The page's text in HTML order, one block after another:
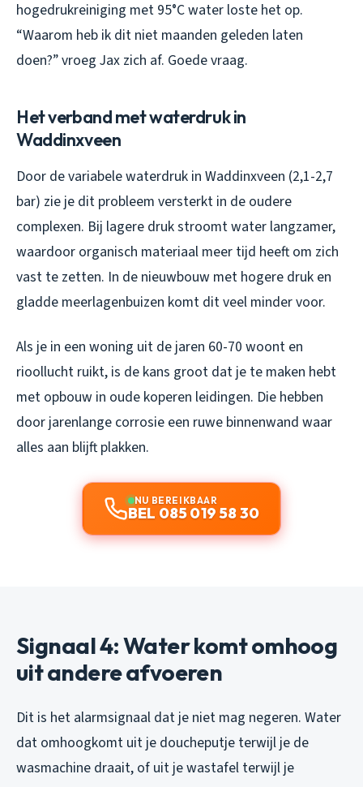
hogedrukreiniging met 95°C water loste het op.
“Waarom heb ik dit niet maanden geleden laten
doen?” vroeg Jax zich af. Goede vraag.
Het verband met waterdruk in
Waddinxveen
Door de variabele waterdruk in Waddinxveen (2,1-2,7
bar) zie je dit probleem versterkt in de oudere
complexen. Bij lagere druk stroomt water langzamer,
waardoor organisch materiaal meer tijd heeft om zich
vast te zetten. In de nieuwbouw met hogere druk en
gladde meerlagenbuizen komt dit veel minder voor.
Als je in een woning uit de jaren 60-70 woont en
rioollucht ruikt, is de kans groot dat je te maken hebt
met opbouw in oude koperen leidingen. Die hebben
door jarenlange corrosie een ruwe binnenwand waar
alles aan blijft plakken.
NU BEREIKBAAR
BEL 085 019 58 30
Signaal 4: Water komt omhoog
uit andere afvoeren
Dit is het alarmsignaal dat je niet mag negeren. Water
dat omhoogkomt uit je doucheputje terwijl je de
wasmachine draait, of uit je wastafel terwijl je